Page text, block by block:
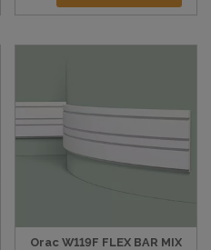
Orac W119F FLEX BAR MIX